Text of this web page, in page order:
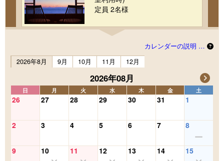
定員 2名様
カレンダーの説明 …
2026年8月
9月 10月 11月 12月
2026年08月
日 月 火 水 木 金 土
26 27 28 29 30 31 1
2 3 4 5 6 7 8
9 10 11 12 13 14 15